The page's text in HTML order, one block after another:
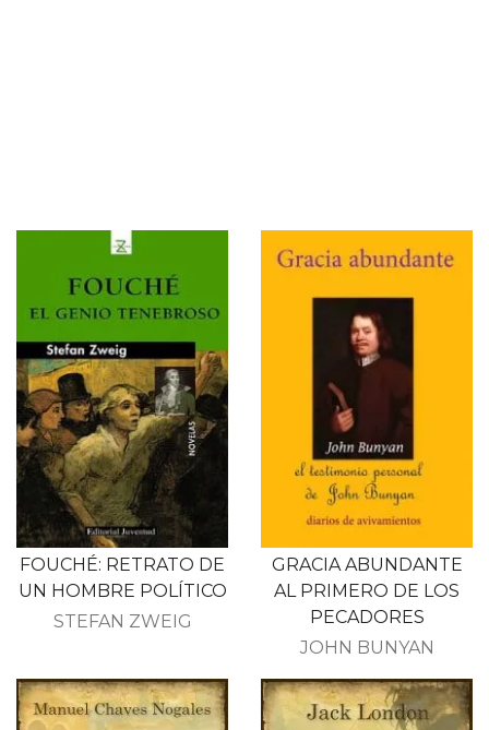
FOUCHÉ: RETRATO DE
UN HOMBRE POLÍTICO
STEFAN ZWEIG
GRACIA ABUNDANTE
AL PRIMERO DE LOS
PECADORES
JOHN BUNYAN